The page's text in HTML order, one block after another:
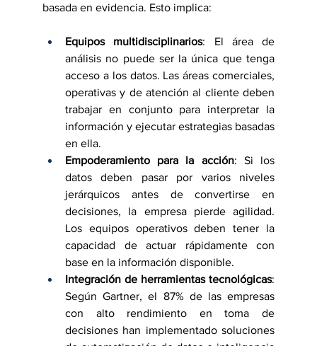
basada en evidencia. Esto implica:
Equipos multidisciplinarios: El área de
análisis no puede ser la única que tenga
acceso a los datos. Las áreas comerciales,
operativas y de atención al cliente deben
trabajar en conjunto para interpretar la
información y ejecutar estrategias basadas
en ella.
Empoderamiento para la acción: Si los
datos deben pasar por varios niveles
jerárquicos antes de convertirse en
decisiones, la empresa pierde agilidad.
Los equipos operativos deben tener la
capacidad de actuar rápidamente con
base en la información disponible.
Integración de herramientas tecnológicas:
Según Gartner, el 87% de las empresas
con alto rendimiento en toma de
decisiones han implementado soluciones